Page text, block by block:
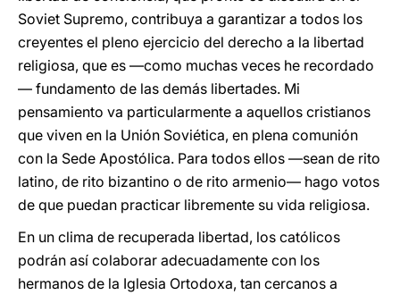
Soviet Supremo, contribuya a garantizar a todos los
creyentes el pleno ejercicio del derecho a la libertad
religiosa, que es —como muchas veces he recordado
— fundamento de las demás libertades. Mi
pensamiento va particularmente a aquellos cristianos
que viven en la Unión Soviética, en plena comunión
con la Sede Apostólica. Para todos ellos —sean de rito
latino, de rito bizantino o de rito armenio— hago votos
de que puedan practicar libremente su vida religiosa.
En un clima de recuperada libertad, los católicos
podrán así colaborar adecuadamente con los
hermanos de la Iglesia Ortodoxa, tan cercanos a